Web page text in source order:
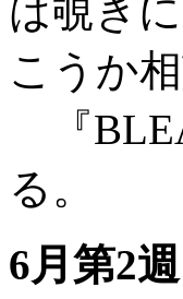
は覗き
こうか
『
る。
6月第2週